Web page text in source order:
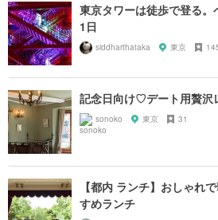
東京タワーは徒歩で登る
1日
siddharthataka 東京
記念日向け♡デート用贅沢
sonoko 東京 31
【都内 ランチ】おしゃれ
すめランチ